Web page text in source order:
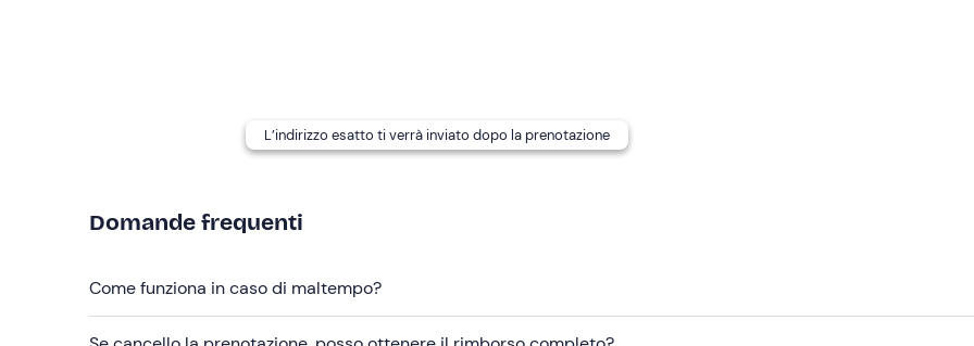
In loco è disponibileparcheggio gratuito. Il punto di ritrovonon è raggiungibile con mezzi pubblici
Abbigliamento comodo e adatto alla stagione
Scarponcini da trekking
L’indirizzo esatto ti verrà inviato dopo la prenotazione
Domande frequenti
Come funziona in caso di maltempo?